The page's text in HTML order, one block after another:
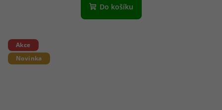
Do košíku
Akce
Novinka